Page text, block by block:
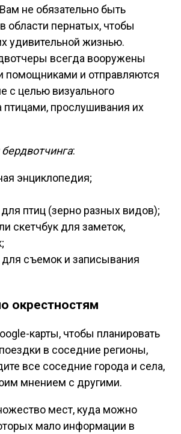
не обязательно быть
области пернатых, чтобы
удивительной жизнью.
всегда вооружены
и отправляются
с целью визуального
прослушивания их
:
энциклопедия;
птиц (зерно разных видов);
скетчбук для заметок,
съемок и записывания
окрестностям
карты, чтобы планировать
в соседние регионы,
все соседние города и села,
мнением с другими.
мест, куда можно
мало информации в